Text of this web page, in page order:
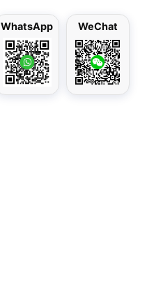
WhatsApp WeChat